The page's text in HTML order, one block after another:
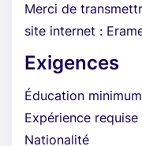
Merci de
site internet :
Exigences
Éducation minimum
Expérience requise
Nationalité